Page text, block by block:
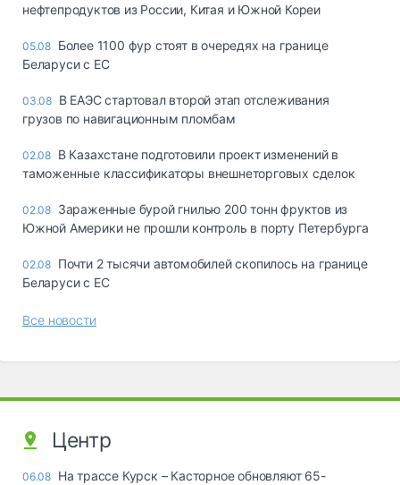
нефтепродуктов из России, Китая и Южной Кореи
05.08 Более 1100 фур стоят в очередях на границе
Беларуси с ЕС
03.08 В ЕАЭС стартовал второй этап отслеживания
грузов по навигационным пломбам
02.08 В Казахстане подготовили проект изменений в
таможенные классификаторы внешнеторговых сделок
02.08 Зараженные бурой гнилью 200 тонн фруктов из
Южной Америки не прошли контроль в порту Петербурга
02.08 Почти 2 тысячи автомобилей скопилось на границе
Беларуси с ЕС
Все новости
Центр
06.08 На трассе Курск – Касторное обновляют 65-